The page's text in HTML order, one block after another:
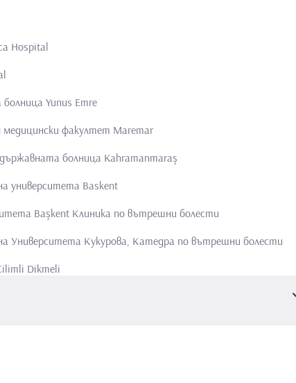
Hospital
Yunus Emre
медицински факултет Maremar
болница Kahramanmaraş
университета Baskent
Başkent Клиника по вътрешни болести
Университета Кукурова, Катедра по вътрешни болести
Dikmeli